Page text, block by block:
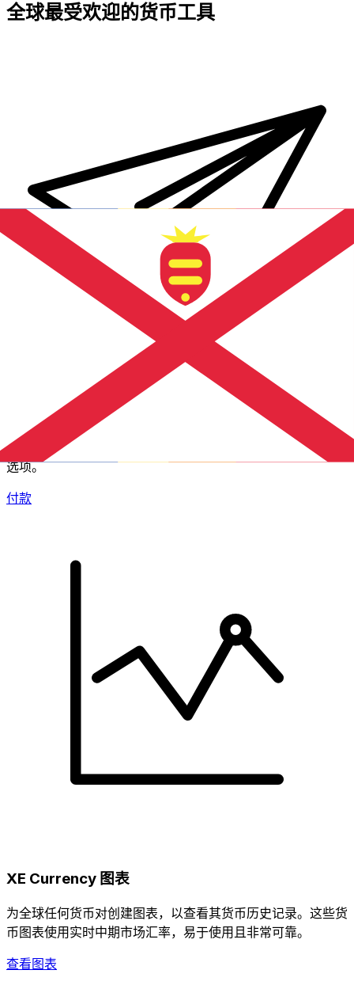
全球最受欢迎的货币工具
XE 国际汇款
快捷安全地在线汇款。实时跟踪和通知外加灵活的交付和付款
选项。
付款
XE Currency 图表
为全球任何货币对创建图表，以查看其货币历史记录。这些货
币图表使用实时中期市场汇率，易于使用且非常可靠。
查看图表